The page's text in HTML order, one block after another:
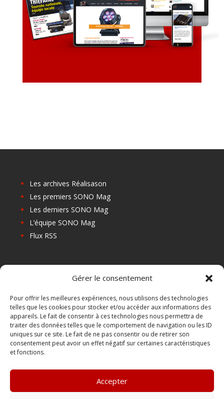
Gérer le consentement
Pour offrir les meilleures expériences, nous utilisons des technologies
telles que les cookies pour stocker et/ou accéder aux informations des
appareils. Le fait de consentir à ces technologies nous permettra de
traiter des données telles que le comportement de navigation ou les ID
uniques sur ce site. Le fait de ne pas consentir ou de retirer son
consentement peut avoir un effet négatif sur certaines caractéristiques
et fonctions.
Accepter
Les archives Réalisason
Les premiers SONO Mag
Les derniers SONO Mag
L’équipe SONO Mag
Flux RSS
Les Centres de Formation
Les Points Relais
Localiser Point Relais
Mon Compte
FAQ
Contact